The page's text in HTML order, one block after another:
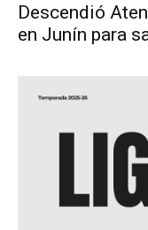
Descendió
en Junín para